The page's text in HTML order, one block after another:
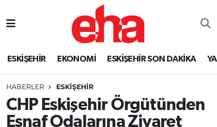
ESKİŞEHİR EKONOMİ ESKİŞEHİR SON DAKİKA
HABERLER ESKİŞEHİR
CHP Eskişehir Örgütünden
Esnaf Odalarına Ziyaret